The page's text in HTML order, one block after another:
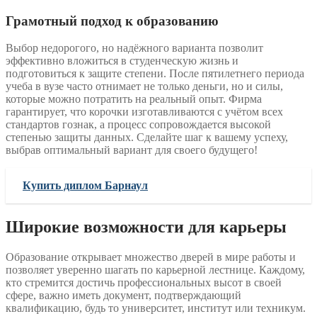
Грамотный подход к образованию
Выбор недорогого, но надёжного варианта позволит
эффективно вложиться в студенческую жизнь и
подготовиться к защите степени. После пятилетнего периода
учеба в вузе часто отнимает не только деньги, но и силы,
которые можно потратить на реальный опыт. Фирма
гарантирует, что корочки изготавливаются с учётом всех
стандартов гознак, а процесс сопровождается высокой
степенью защиты данных. Сделайте шаг к вашему успеху,
выбрав оптимальный вариант для своего будущего!
Купить диплом Барнаул
Широкие возможности для карьеры
Образование открывает множество дверей в мире работы и
позволяет уверенно шагать по карьерной лестнице. Каждому,
кто стремится достичь профессиональных высот в своей
сфере, важно иметь документ, подтверждающий
квалификацию, будь то университет, институт или техникум.